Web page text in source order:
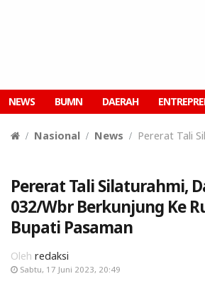
NEWS BUMN DAERAH
Nasional News Pererat Tali
Pererat Tali Silaturahmi,
032/Wbr Berkunjung Ke
Bupati Pasaman
Oleh redaksi
Sabtu, 17 Juni 2023, 20:49